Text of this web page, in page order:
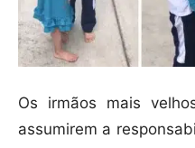
Os irmãos mais
assumirem a